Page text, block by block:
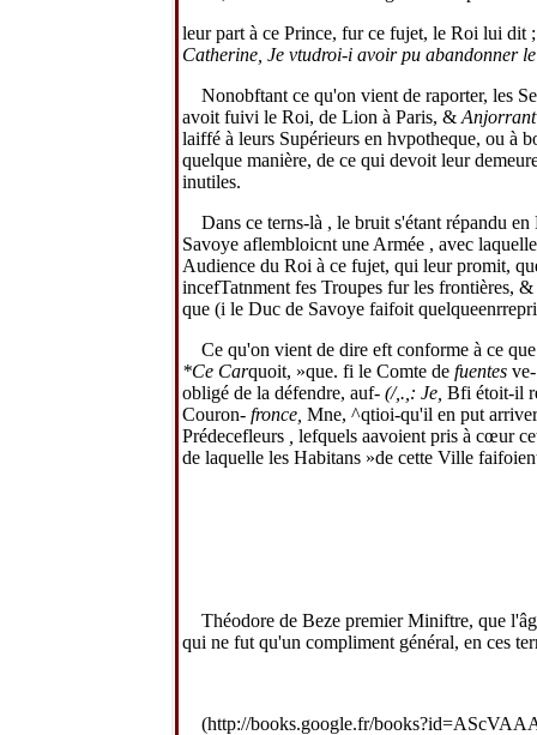
leur part à ce Prince, fur ce fujet, le Roi lui dit
Catherine, Je vtudroi-i avoir pu abandonner
Nonobftant ce qu'on vient de raporter, les
avoit fuivi le Roi, de Lion à Paris, &
laiffé à leurs Supérieurs en hvpotheque, ou à
quelque manière, de ce qui devoit leur
inutiles.
Dans ce terns-là , le bruit s'étant répandu
Savoye aflembloicnt une Armée , avec
Audience du Roi à ce fujet, qui leur promit,
incefTatnment fes Troupes fur les frontières,
que (i le Duc de Savoye faifoit
Ce qu'on vient de dire eft conforme à ce
*Ce Carquoit, »que. fi le Comte de fuentes
obligé de la défendre, auf- (/,.,: Je, Bfi étoit-il
Couron- fronce, Mne, ^qtioi-qu'il en put
Prédecefleurs
lefquels aavoient pris à cœur
de laquelle les Habitans »de cette Ville
Théodore de Beze premier Miniftre, que
qui ne fut qu'un compliment général, en ces
(http://books.google.fr/